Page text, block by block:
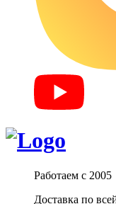
Работаем с 2005
Доставка по